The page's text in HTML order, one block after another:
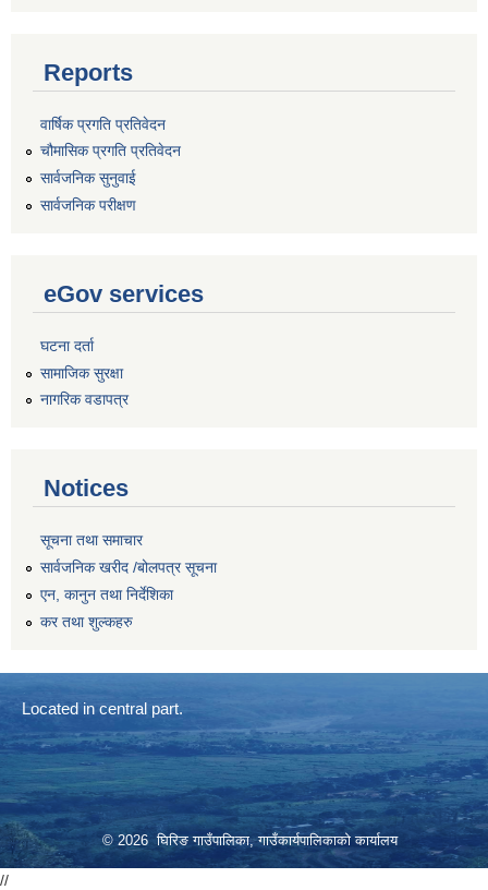
Reports
वार्षिक प्रगति प्रतिवेदन
चौमासिक प्रगति प्रतिवेदन
सार्वजनिक सुनुवाई
सार्वजनिक परीक्षण
eGov services
घटना दर्ता
सामाजिक सुरक्षा
नागरिक वडापत्र
Notices
सूचना तथा समाचार
सार्वजनिक खरीद /बोलपत्र सूचना
एन, कानुन तथा निर्देशिका
कर तथा शुल्कहरु
Located in central part.
© 2026 घिरिङ गाउँपालिका, गाउँकार्यपालिकाको कार्यालय
//